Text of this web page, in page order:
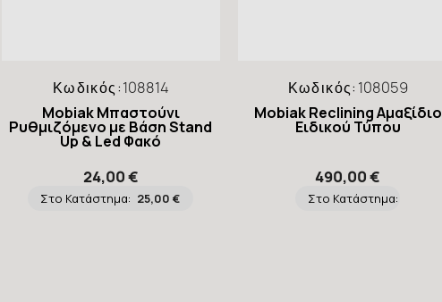
Κωδικός:108814
Mobiak Mπαστούνι
Ρυθμιζόμενο με Βάση Stand
Up & Led Φακό
24,00 €
Στο Κατάστημα: 25,00 €
Κωδικός: 108059
Mobiak Reclining Αμαξίδιο
Ειδικού Τύπου
490,00 €
Στο Κατάστημα: